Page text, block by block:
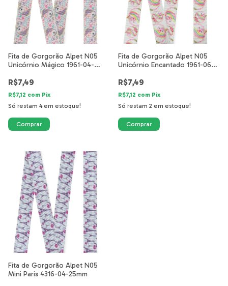
Fita de Gorgorão Alpet N05
Unicórnio Mágico 1961-04-
R$7,49
R$7,12 com Pix
Só restam 4em estoque!
Fita de Gorgorão Alpet N05
Unicórnio Encantado 1961-06-
R$7,49
R$7,12 com Pix
Só restam 2 em estoque!
Fita de Gorgorão Alpet N05
Mini Paris 4316-04-25mm